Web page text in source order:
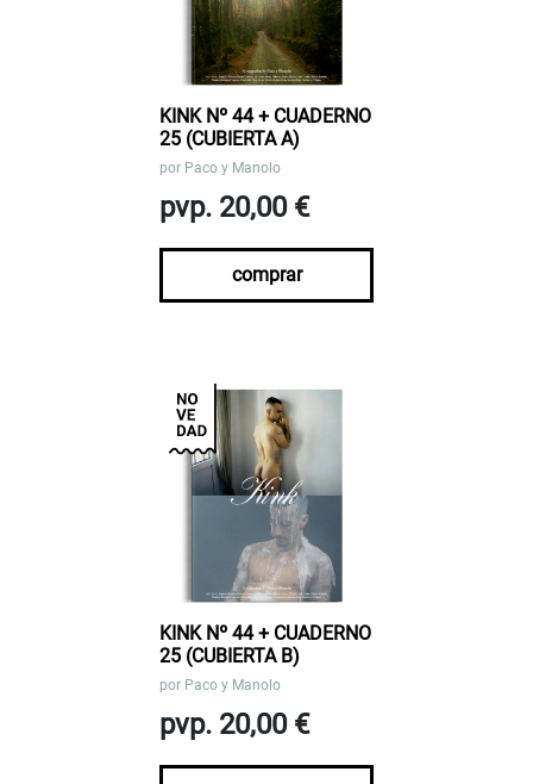
KINK Nº 44 + CUADERNO
25 (CUBIERTA A)
por Paco y Manolo
pvp. 20,00 €
comprar
KINK Nº 44 + CUADERNO
25 (CUBIERTA B)
por Paco y Manolo
pvp. 20,00 €